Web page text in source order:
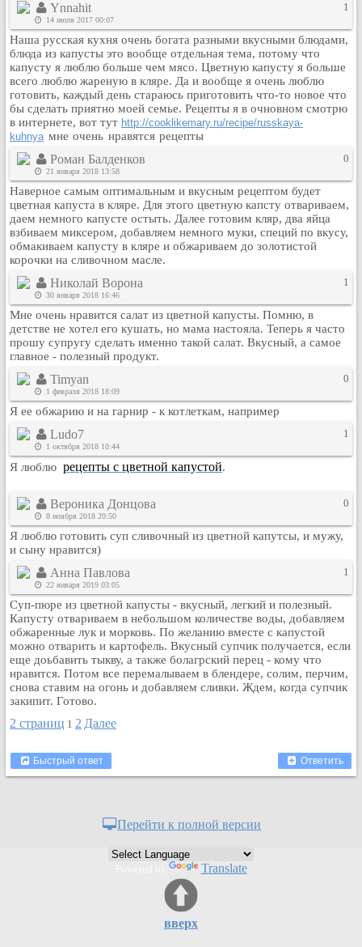
Ynnahit
14 июля 2017 00:07
1
Наша русская кухня очень богата разными вкусными блюдами,
блюда из капусты это вообще отдельная тема, потому что
капусту я люблю больше чем мясо. Цветную капусту я больше
всего люблю жареную в кляре. Да и вообще я очень люблю
готовить, каждый день стараюсь приготовить что-то новое что
бы сделать приятно моей семье. Рецепты я в очновном смотрю
в интернете, вот тут http://cooklikemary.ru/recipe/russkaya-
kuhnya мне очень нравятся рецепты
Роман Балденков
21 января 2018 13:58
0
Наверное самым оптимальным и вкусным рецептом будет
цветная капуста в кляре. Для этого цветную капсту отвариваем,
даем немного капусте остыть. Далее готовим кляр, два яйца
взбиваем миксером, добавляем немного муки, специй по вкусу,
обмакиваем капусту в кляре и обжариваем до золотистой
корочки на сливочном масле.
Николай Ворона
30 января 2018 16:46
1
Мне очень нравится салат из цветной капусты. Помню, в
детстве не хотел его кушать, но мама настояла. Теперь я часто
прошу супругу сделать именно такой салат. Вкусный, а самое
главное - полезный продукт.
Timyan
1 февраля 2018 18:09
0
Я ее обжарию и на гарнир - к котлеткам, например
Ludo7
1 октября 2018 10:44
1
Я люблю рецепты с цветной капустой.
Вероника Донцова
8 ноября 2018 20:50
0
Я люблю готовить суп сливочный из цветной капутсы, и мужу,
и сыну нравится)
Анна Павлова
22 января 2019 03:05
1
Суп-пюре из цветной капусты - вкусный, легкий и полезный.
Капусту отвариваем в небольшом количестве воды, добавляем
обжаренные лук и морковь. По желанию вместе с капустой
можно отварить и картофель. Вкусный супчик получается, если
еще доьбавить тыкву, а также болагрский перец - кому что
нравится. Потом все перемалываем в блендере, солим, перчим,
снова ставим на огонь и добавляем сливки. Ждем, когда супчик
закипит. Готово.
2 страниц 1 2 Далее
Быстрый ответ Ответить
Перейти к полной версии
Translate
вверх